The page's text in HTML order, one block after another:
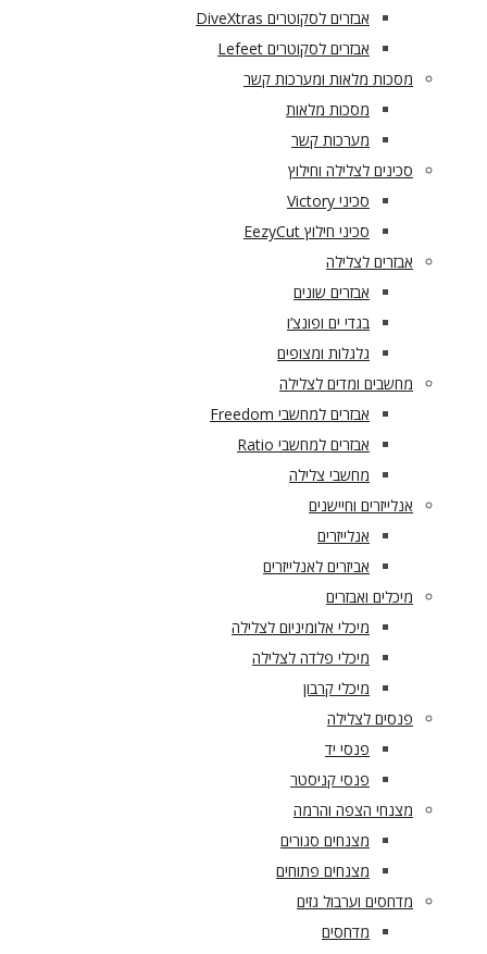
אבזרים לסקוטרים DiveXtras
אבזרים לסקוטרים Lefeet
מסכות מלאות ומערכות קשר
מסכות מלאות
מערכות קשר
סכינים לצלילה וחילוץ
סכיני Victory
סכיני חילוץ EezyCut
אבזרים לצלילה
אבזרים שונים
בגדי ים ופונצ’ו
גלגלות ומצופים
מחשבים ומדים לצלילה
אבזרים למחשבי Freedom
אבזרים למחשבי Ratio
מחשבי צלילה
אנלייזרים וחיישנים
אנלייזרים
אביזרים לאנלייזרים
מיכלים ואבזרים
מיכלי אלומיניום לצלילה
מיכלי פלדה לצלילה
מיכלי קרבון
פנסים לצלילה
פנסי יד
פנסי קניסטר
מצנחי הצפה והרמה
מצנחים סגורים
מצנחים פתוחים
מדחסים וערבול גזים
מדחסים